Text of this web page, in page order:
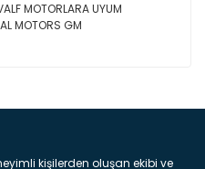
MOTORLARA UYUM
MOTORS GM
kişilerden oluşan ekibi ve